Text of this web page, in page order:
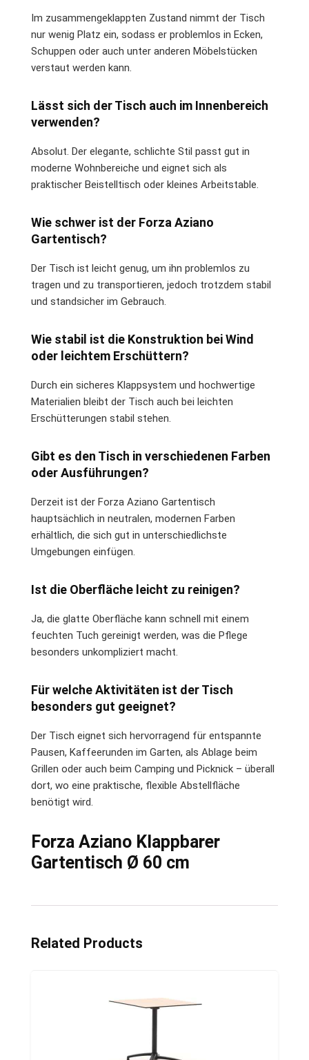
Im zusammengeklappten Zustand nimmt der Tisch
nur wenig Platz ein, sodass er problemlos in Ecken,
Schuppen oder auch unter anderen Möbelstücken
verstaut werden kann.
Lässt sich der Tisch auch im Innenbereich
verwenden?
Absolut. Der elegante, schlichte Stil passt gut in
moderne Wohnbereiche und eignet sich als
praktischer Beistelltisch oder kleines Arbeitstable.
Wie schwer ist der Forza Aziano
Gartentisch?
Der Tisch ist leicht genug, um ihn problemlos zu
tragen und zu transportieren, jedoch trotzdem stabil
und standsicher im Gebrauch.
Wie stabil ist die Konstruktion bei Wind
oder leichtem Erschüttern?
Durch ein sicheres Klappsystem und hochwertige
Materialien bleibt der Tisch auch bei leichten
Erschütterungen stabil stehen.
Gibt es den Tisch in verschiedenen Farben
oder Ausführungen?
Derzeit ist der Forza Aziano Gartentisch
hauptsächlich in neutralen, modernen Farben
erhältlich, die sich gut in unterschiedlichste
Umgebungen einfügen.
Ist die Oberfläche leicht zu reinigen?
Ja, die glatte Oberfläche kann schnell mit einem
feuchten Tuch gereinigt werden, was die Pflege
besonders unkompliziert macht.
Für welche Aktivitäten ist der Tisch
besonders gut geeignet?
Der Tisch eignet sich hervorragend für entspannte
Pausen, Kaffeerunden im Garten, als Ablage beim
Grillen oder auch beim Camping und Picknick – überall
dort, wo eine praktische, flexible Abstellfläche
benötigt wird.
Forza Aziano Klappbarer
Gartentisch Ø 60 cm
Related Products